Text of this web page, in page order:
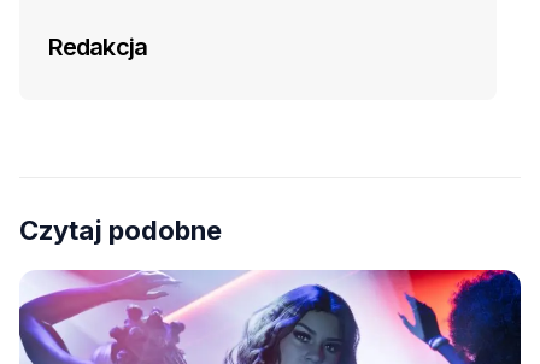
Redakcja
Czytaj podobne